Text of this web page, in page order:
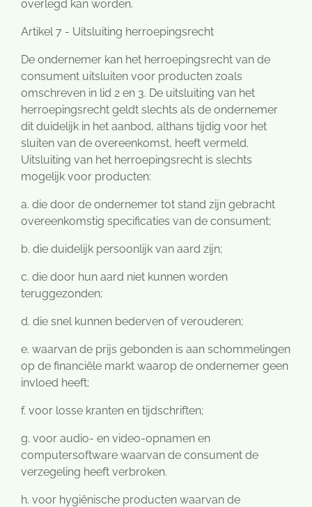
overlegd kan worden.
Artikel 7 - Uitsluiting herroepingsrecht
De ondernemer kan het herroepingsrecht van de
consument uitsluiten voor producten zoals
omschreven in lid 2 en 3. De uitsluiting van het
herroepingsrecht geldt slechts als de ondernemer
dit duidelijk in het aanbod, althans tijdig voor het
sluiten van de overeenkomst, heeft vermeld.
Uitsluiting van het herroepingsrecht is slechts
mogelijk voor producten:
a. die door de ondernemer tot stand zijn gebracht
overeenkomstig specificaties van de consument;
b. die duidelijk persoonlijk van aard zijn;
c. die door hun aard niet kunnen worden
teruggezonden;
d. die snel kunnen bederven of verouderen;
e. waarvan de prijs gebonden is aan schommelingen
op de financiële markt waarop de ondernemer geen
invloed heeft;
f. voor losse kranten en tijdschriften;
g. voor audio- en video-opnamen en
computersoftware waarvan de consument de
verzegeling heeft verbroken.
h. voor hygiënische producten waarvan de